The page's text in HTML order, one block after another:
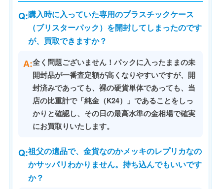
Q:購入時に入っていた専用のプラスチックケース
（ブリスターパック）を開封してしまったのです
が、買取できますか？
A:全く問題ございません！パックに入ったままの未
開封品が一番査定額が高くなりやすいですが、開
封済みであっても、裸の硬貨単体であっても、当
店の比重計で「純金（K24）」であることをしっ
かりと確認し、その日の最高水準の金相場で確実
にお買取りいたします。
Q:祖父の遺品で、金貨なのかメッキのレプリカなの
かサッパリわかりません。持ち込んでもいいです
か？